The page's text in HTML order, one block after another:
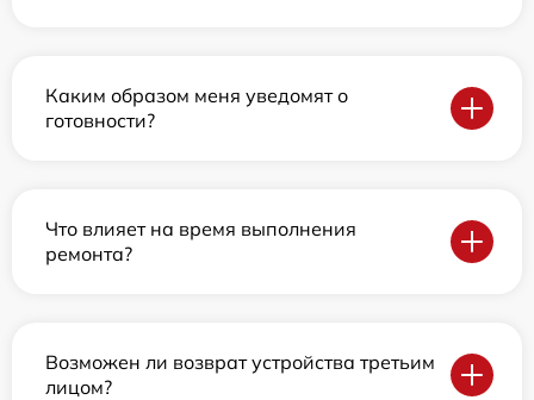
Каким образом меня уведомят о
готовности?
Что влияет на время выполнения
ремонта?
Возможен ли возврат устройства третьим
лицом?